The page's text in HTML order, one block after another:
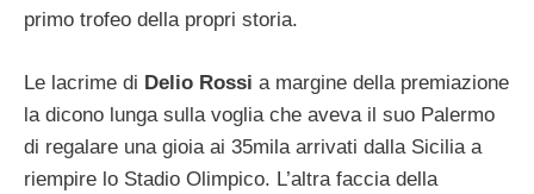
primo trofeo della propri storia.
Le lacrime di Delio Rossi a margine della premiazione
la dicono lunga sulla voglia che aveva il suo Palermo
di regalare una gioia ai 35mila arrivati dalla Sicilia a
riempire lo Stadio Olimpico. L’altra faccia della